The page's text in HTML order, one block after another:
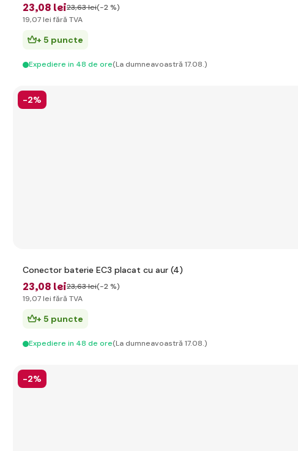
23,08 lei23,63 lei(-2 %)
19,07 lei fără TVA
+ 5 puncte
Expediere in 48 de ore(La dumneavoastră 17.08.)
-2%
Conector baterie EC3 placat cu aur (4)
23,08 lei23,63 lei(-2 %)
19,07 lei fără TVA
+ 5 puncte
Expediere in 48 de ore(La dumneavoastră 17.08.)
-2%